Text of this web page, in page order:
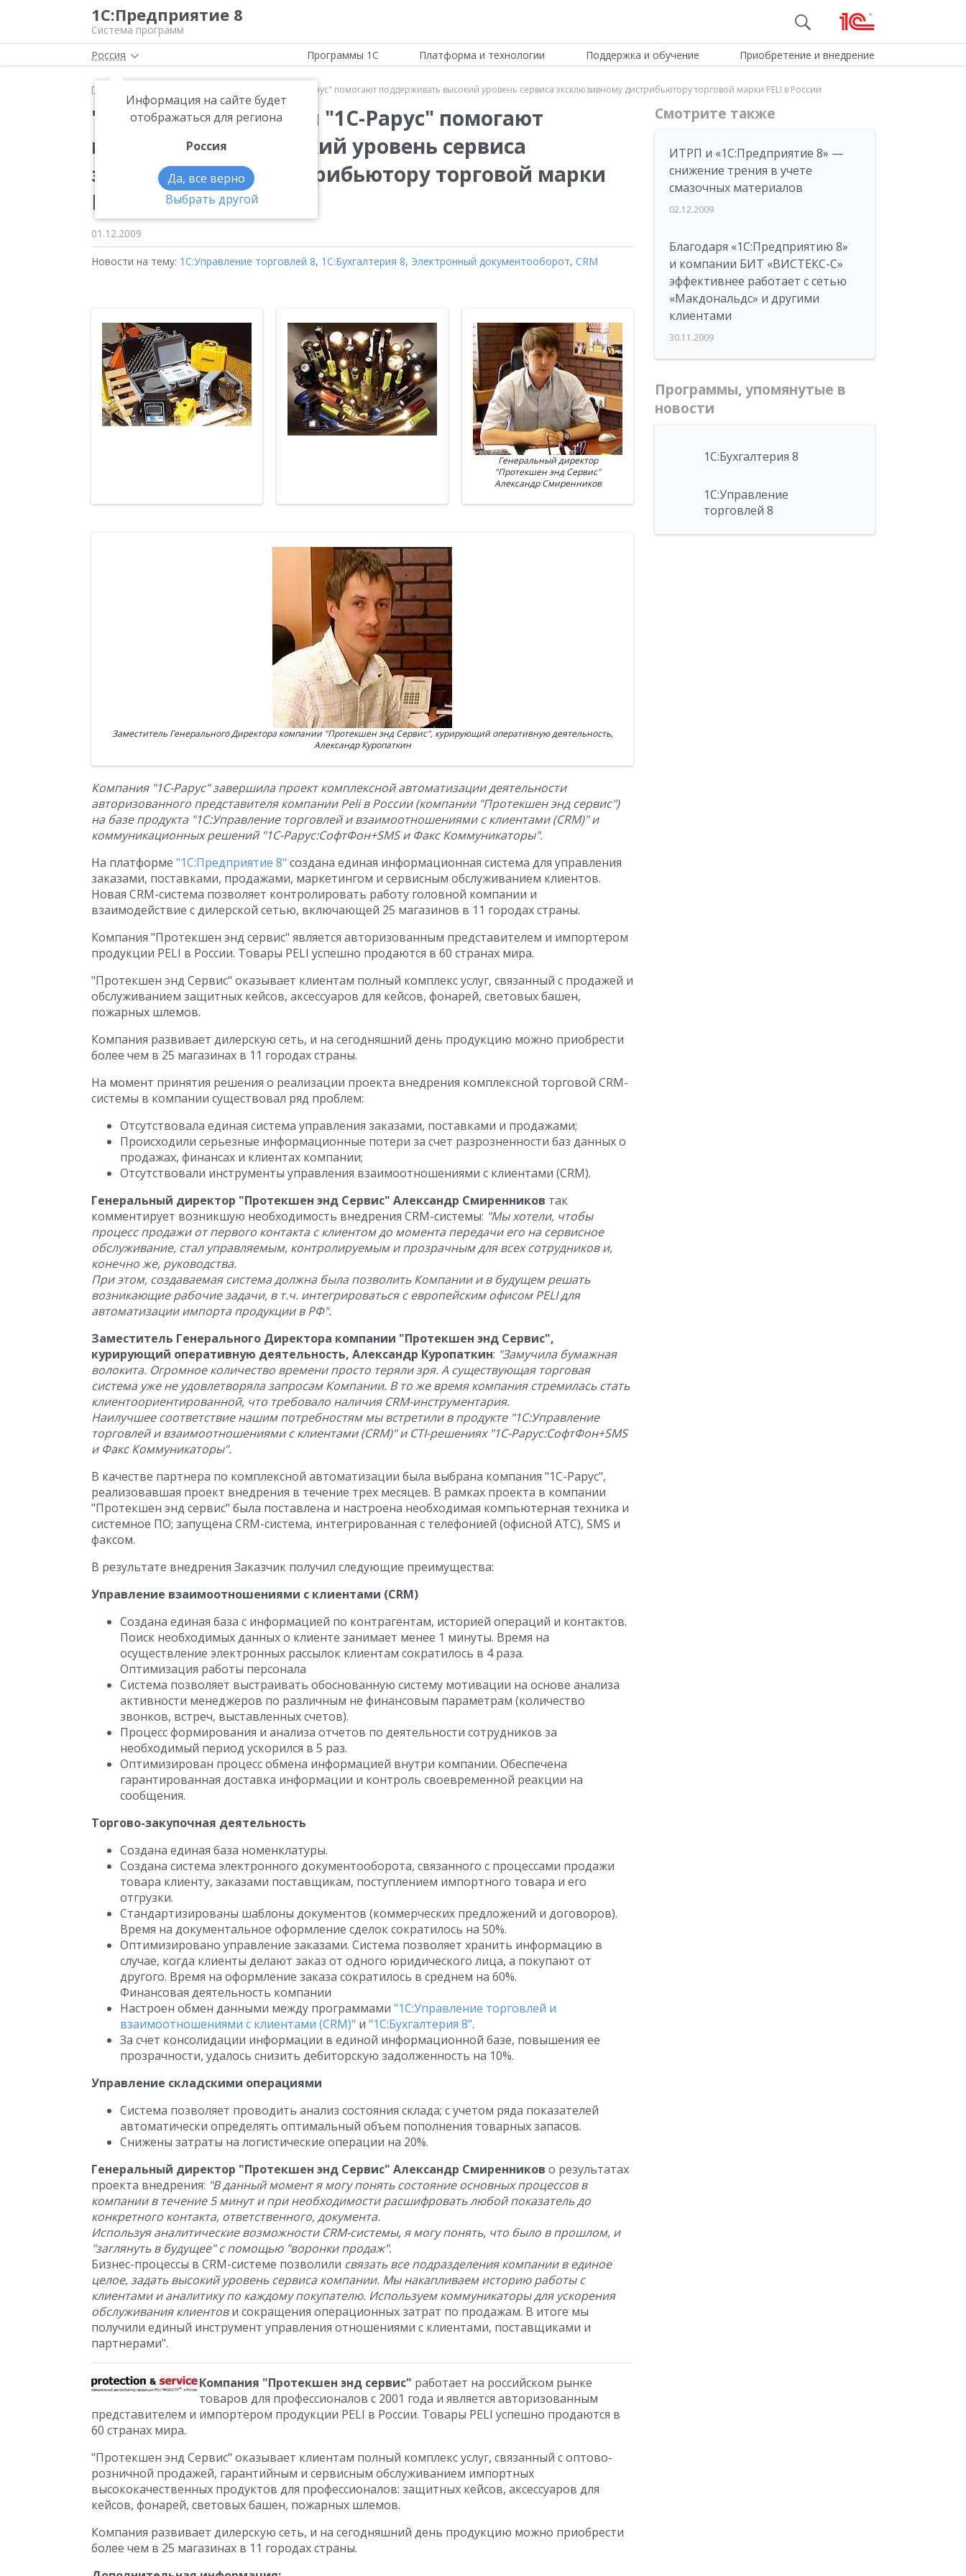
1С:Предприятие 8
Система программ
Россия
Информация на сайте будет
отображаться для региона
Россия
Да, все верно
Выбрать другой
Программы 1С Платформа и технологии Поддержка и обучение Приобретение и внедрение
Главная "1С:Предприятие 8" и "1С-Рарус" помогают поддерживать высокий уровень сервиса эксклюзивному дистрибьютору торговой марки PELI в России
"1С:Предприятие 8" и "1С-Рарус" помогают
поддерживать высокий уровень сервиса
эксклюзивному дистрибьютору торговой марки
PELI в России
01.12.2009
Новости на тему: 1С:Управление торговлей 8, 1С:Бухгалтерия 8, Электронный документооборот, CRM
Генеральный директор
"Протекшен энд Сервис"
Александр Смиренников
Заместитель Генерального Директора компании "Протекшен энд Сервис", курирующий оперативную деятельность,
Александр Куропаткин
Компания "1С-Рарус" завершила проект комплексной автоматизации деятельности
авторизованного представителя компании Peli в России (компании "Протекшен энд сервис")
на базе продукта "1С:Управление торговлей и взаимоотношениями с клиентами (CRM)" и
коммуникационных решений "1С-Рарус:СофтФон+SMS и Факс Коммуникаторы".
На платформе "1С:Предприятие 8" создана единая информационная система для управления
заказами, поставками, продажами, маркетингом и сервисным обслуживанием клиентов.
Новая CRM-система позволяет контролировать работу головной компании и
взаимодействие с дилерской сетью, включающей 25 магазинов в 11 городах страны.
Компания "Протекшен энд сервис" является авторизованным представителем и импортером
продукции PELI в России. Товары PELI успешно продаются в 60 странах мира.
"Протекшен энд Сервис" оказывает клиентам полный комплекс услуг, связанный с продажей и
обслуживанием защитных кейсов, аксессуаров для кейсов, фонарей, световых башен,
пожарных шлемов.
Компания развивает дилерскую сеть, и на сегодняшний день продукцию можно приобрести
более чем в 25 магазинах в 11 городах страны.
На момент принятия решения о реализации проекта внедрения комплексной торговой CRM-
системы в компании существовал ряд проблем:
Отсутствовала единая система управления заказами, поставками и продажами;
Происходили серьезные информационные потери за счет разрозненности баз данных о
продажах, финансах и клиентах компании;
Отсутствовали инструменты управления взаимоотношениями c клиентами (CRM).
Генеральный директор "Протекшен энд Сервис" Александр Смиренников так
комментирует возникшую необходимость внедрения CRM-системы: "Мы хотели, чтобы
процесс продажи от первого контакта с клиентом до момента передачи его на сервисное
обслуживание, стал управляемым, контролируемым и прозрачным для всех сотрудников и,
конечно же, руководства.
При этом, создаваемая система должна была позволить Компании и в будущем решать
возникающие рабочие задачи, в т.ч. интегрироваться с европейским офисом PELI для
автоматизации импорта продукции в РФ".
Заместитель Генерального Директора компании "Протекшен энд Сервис",
курирующий оперативную деятельность, Александр Куропаткин: "Замучила бумажная
волокита. Огромное количество времени просто теряли зря. А существующая торговая
система уже не удовлетворяла запросам Компании. В то же время компания стремилась стать
клиентоориентированной, что требовало наличия CRM-инструментария.
Наилучшее соответствие нашим потребностям мы встретили в продукте "1С:Управление
торговлей и взаимоотношениями с клиентами (CRM)" и CTI-решениях "1С-Рарус:СофтФон+SMS
и Факс Коммуникаторы".
В качестве партнера по комплексной автоматизации была выбрана компания "1С-Рарус",
реализовавшая проект внедрения в течение трех месяцев. В рамках проекта в компании
"Протекшен энд сервис" была поставлена и настроена необходимая компьютерная техника и
системное ПО; запущена CRM-система, интегрированная с телефонией (офисной АТС), SMS и
факсом.
В результате внедрения Заказчик получил следующие преимущества:
Управление взаимоотношениями с клиентами (CRM)
Создана единая база с информацией по контрагентам, историей операций и контактов.
Поиск необходимых данных о клиенте занимает менее 1 минуты. Время на
осуществление электронных рассылок клиентам сократилось в 4 раза.
Оптимизация работы персонала
Система позволяет выстраивать обоснованную систему мотивации на основе анализа
активности менеджеров по различным не финансовым параметрам (количество
звонков, встреч, выставленных счетов).
Процесс формирования и анализа отчетов по деятельности сотрудников за
необходимый период ускорился в 5 раз.
Оптимизирован процесс обмена информацией внутри компании. Обеспечена
гарантированная доставка информации и контроль своевременной реакции на
сообщения.
Торгово-закупочная деятельность
Создана единая база номенклатуры.
Создана система электронного документооборота, связанного с процессами продажи
товара клиенту, заказами поставщикам, поступлением импортного товара и его
отгрузки.
Стандартизированы шаблоны документов (коммерческих предложений и договоров).
Время на документальное оформление сделок сократилось на 50%.
Оптимизировано управление заказами. Система позволяет хранить информацию в
случае, когда клиенты делают заказ от одного юридического лица, а покупают от
другого. Время на оформление заказа сократилось в среднем на 60%.
Финансовая деятельность компании
Настроен обмен данными между программами "1С:Управление торговлей и
взаимоотношениями с клиентами (CRM)" и "1С:Бухгалтерия 8".
За счет консолидации информации в единой информационной базе, повышения ее
прозрачности, удалось снизить дебиторскую задолженность на 10%.
Управление складскими операциями
Система позволяет проводить анализ состояния склада; с учетом ряда показателей
автоматически определять оптимальный объем пополнения товарных запасов.
Снижены затраты на логистические операции на 20%.
Генеральный директор "Протекшен энд Сервис" Александр Смиренников о результатах
проекта внедрения: "В данный момент я могу понять состояние основных процессов в
компании в течение 5 минут и при необходимости расшифровать любой показатель до
конкретного контакта, ответственного, документа.
Используя аналитические возможности CRM-системы, я могу понять, что было в прошлом, и
"заглянуть в будущее" с помощью "воронки продаж".
Бизнес-процессы в CRM-системе позволили связать все подразделения компании в единое
целое, задать высокий уровень сервиса компании. Мы накапливаем историю работы с
клиентами и аналитику по каждому покупателю. Используем коммуникаторы для ускорения
обслуживания клиентови сокращения операционных затрат по продажам. В итоге мы
получили единый инструмент управления отношениями с клиентами, поставщиками и
партнерами".
Компания "Протекшен энд сервис" работает на российском рынке
товаров для профессионалов с 2001 года и является авторизованным
представителем и импортером продукции PELI в России. Товары PELI успешно продаются в
60 странах мира.
"Протекшен энд Сервис" оказывает клиентам полный комплекс услуг, связанный с оптово-
розничной продажей, гарантийным и сервисным обслуживанием импортных
высококачественных продуктов для профессионалов: защитных кейсов, аксессуаров для
кейсов, фонарей, световых башен, пожарных шлемов.
Компания развивает дилерскую сеть, и на сегодняшний день продукцию можно приобрести
более чем в 25 магазинах в 11 городах страны.
Смотрите также
ИТРП и «1С:Предприятие 8» —
снижение трения в учете
смазочных материалов
02.12.2009
Благодаря «1С:Предприятию 8»
и компании БИТ «ВИСТЕКС-С»
эффективнее работает с сетью
«Макдональдс» и другими
клиентами
30.11.2009
Программы, упомянутые в
новости
1С:Бухгалтерия 8
1С:Управление
торговлей 8